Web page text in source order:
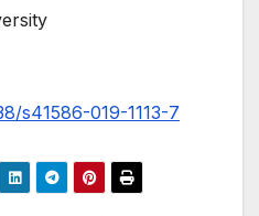
s41586-019-1113-7